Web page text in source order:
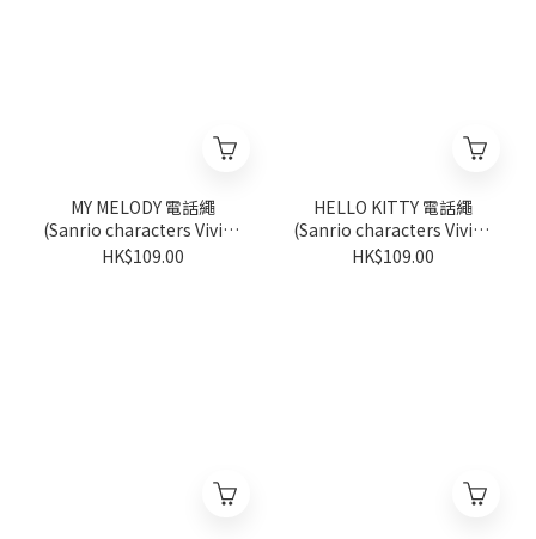
MY MELODY 電話繩
(Sanrio characters Vivitix
系列)
HK$109.00
HELLO KITTY 電話繩
(Sanrio characters Vivitix
系列)
HK$109.00